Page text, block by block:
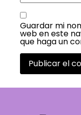
Guardar mi
web en este
que haga un